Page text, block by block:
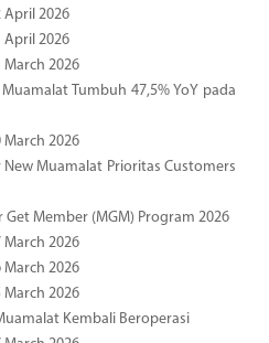
April 2026
April 2026
2026
Tumbuh 47,5% YoY pada
2026
Muamalat Prioritas Customers
Member (MGM) Program 2026
2026
2026
2026
Kembali Beroperasi